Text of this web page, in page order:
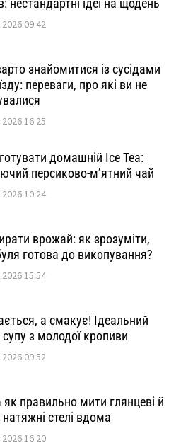
нестандартні ідеї на щодень
09:42
знайомитися із сусідами
переваги, про які ви не
16:25
домашній Ice Tea:
персиково-м’ятний чай
10:24
врожай: як зрозуміти,
готова до викопування?
15:54
а смакує! Ідеальний
супу з молодої кропиви
09:52
правильно мити глянцеві й
натяжні стелі вдома
16:20